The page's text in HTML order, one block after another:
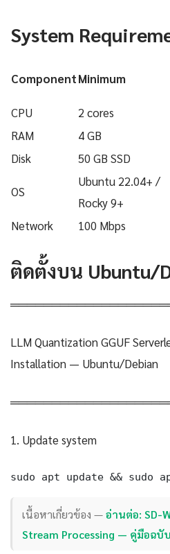
System
ComponentMinimum
CPU
2 cores
RAM
4 GB
Disk
50 GB SSD
OS
Ubuntu 22.04+ /
Rocky 9+
Network 100 Mbps
ติดตั้งบน Ubuntu/
LLM Quantization GGUF
Installation — Ubuntu/Debian
1. Update system
sudo apt update && sudo
เนื้อหาเกี่ยวข้อง —อ่านต่อ: SD-
Stream Processing — คู่มือฉ